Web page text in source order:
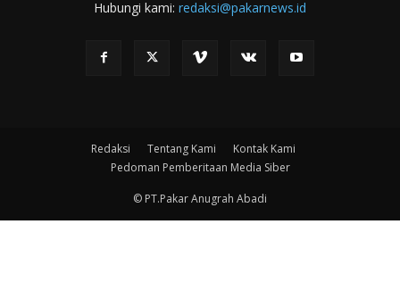
Hubungi kami: redaksi@pakarnews.id
Redaksi Tentang Kami
Kontak Kami
Pedoman Pemberitaan Media Siber
© PT.Pakar Anugrah Abadi